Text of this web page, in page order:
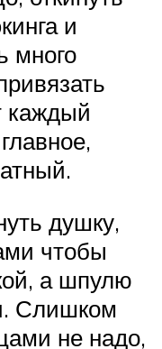
и
много
каждый
душку,
чтобы
а шпулю
Слишком
не надо,